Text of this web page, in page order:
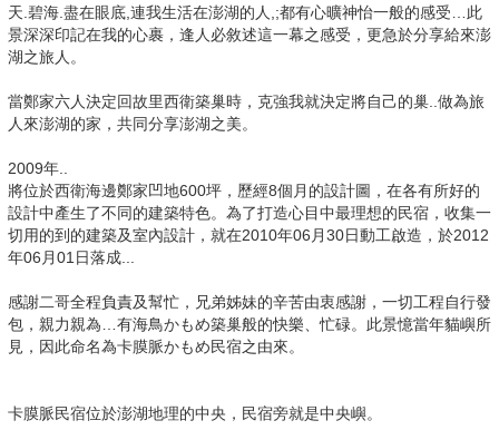
天.碧海.盡在眼底,連我生活在澎湖的人,;都有心曠神怡一般的感受…此
景深深印記在我的心裹，逢人必敘述這一幕之感受，更急於分享給來澎
湖之旅人。
當鄭家六人決定回故里西衛築巢時，克強我就決定將自己的巢..做為旅
人來澎湖的家，共同分享澎湖之美。
2009年..
將位於西衛海邊鄭家凹地600坪，歷經8個月的設計圖，在各有所好的
設計中產生了不同的建築特色。為了打造心目中最理想的民宿，收集一
切用的到的建築及室內設計，就在2010年06月30日動工啟造，於2012
年06月01日落成...
感謝二哥全程負責及幫忙，兄弟姊妹的辛苦由衷感謝，一切工程自行發
包，親力親為…有海鳥かもめ築巢般的快樂、忙碌。此景憶當年貓嶼所
見，因此命名為卡膜脈かもめ民宿之由來。
卡膜脈民宿位於澎湖地理的中央，民宿旁就是中央嶼。